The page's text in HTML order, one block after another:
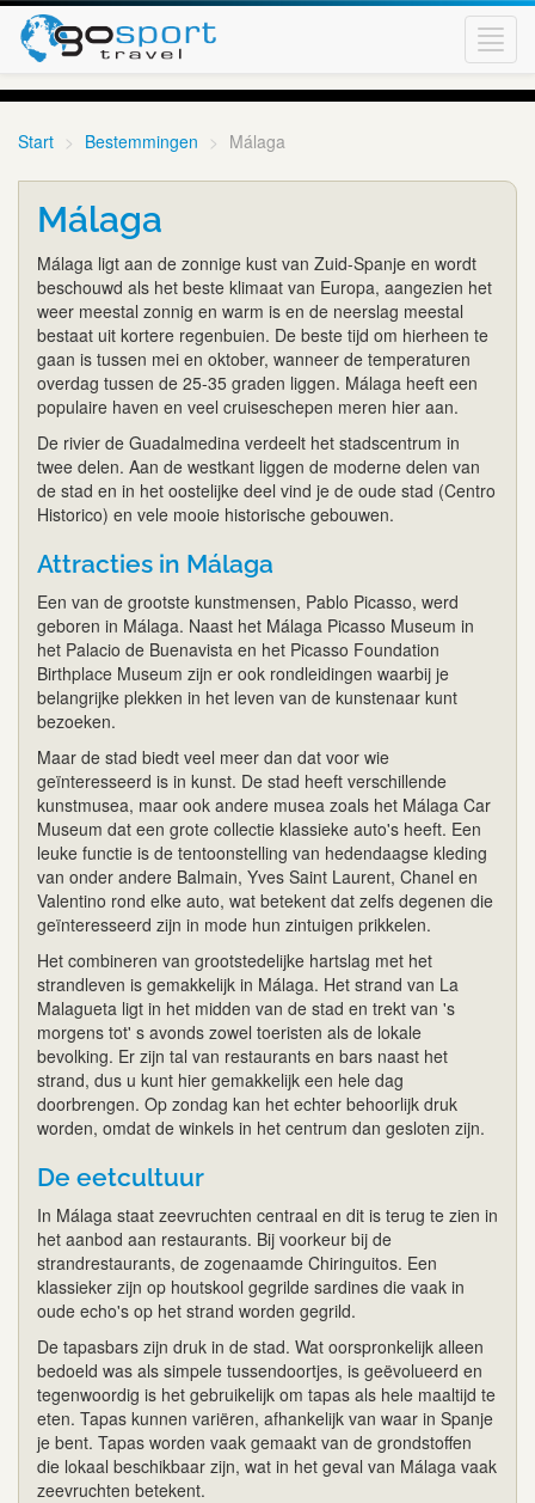
Start Bestemmingen Málaga
Málaga
Málaga ligt aan de zonnige kust van Zuid-Spanje en wordt
beschouwd als het beste klimaat van Europa, aangezien het
weer meestal zonnig en warm is en de neerslag meestal
bestaat uit kortere regenbuien. De beste tijd om hierheen te
gaan is tussen mei en oktober, wanneer de temperaturen
overdag tussen de 25-35 graden liggen. Málaga heeft een
populaire haven en veel cruiseschepen meren hier aan.
De rivier de Guadalmedina verdeelt het stadscentrum in
twee delen. Aan de westkant liggen de moderne delen van
de stad en in het oostelijke deel vind je de oude stad (Centro
Historico) en vele mooie historische gebouwen.
Attracties in Málaga
Een van de grootste kunstmensen, Pablo Picasso, werd
geboren in Málaga. Naast het Málaga Picasso Museum in
het Palacio de Buenavista en het Picasso Foundation
Birthplace Museum zijn er ook rondleidingen waarbij je
belangrijke plekken in het leven van de kunstenaar kunt
bezoeken.
Maar de stad biedt veel meer dan dat voor wie
geïnteresseerd is in kunst. De stad heeft verschillende
kunstmusea, maar ook andere musea zoals het Málaga Car
Museum dat een grote collectie klassieke auto's heeft. Een
leuke functie is de tentoonstelling van hedendaagse kleding
van onder andere Balmain, Yves Saint Laurent, Chanel en
Valentino rond elke auto, wat betekent dat zelfs degenen die
geïnteresseerd zijn in mode hun zintuigen prikkelen.
Het combineren van grootstedelijke hartslag met het
strandleven is gemakkelijk in Málaga. Het strand van La
Malagueta ligt in het midden van de stad en trekt van 's
morgens tot' s avonds zowel toeristen als de lokale
bevolking. Er zijn tal van restaurants en bars naast het
strand, dus u kunt hier gemakkelijk een hele dag
doorbrengen. Op zondag kan het echter behoorlijk druk
worden, omdat de winkels in het centrum dan gesloten zijn.
De eetcultuur
In Málaga staat zeevruchten centraal en dit is terug te zien in
het aanbod aan restaurants. Bij voorkeur bij de
strandrestaurants, de zogenaamde Chiringuitos. Een
klassieker zijn op houtskool gegrilde sardines die vaak in
oude echo's op het strand worden gegrild.
De tapasbars zijn druk in de stad. Wat oorspronkelijk alleen
bedoeld was als simpele tussendoortjes, is geëvolueerd en
tegenwoordig is het gebruikelijk om tapas als hele maaltijd te
eten. Tapas kunnen variëren, afhankelijk van waar in Spanje
je bent. Tapas worden vaak gemaakt van de grondstoffen
die lokaal beschikbaar zijn, wat in het geval van Málaga vaak
zeevruchten betekent.